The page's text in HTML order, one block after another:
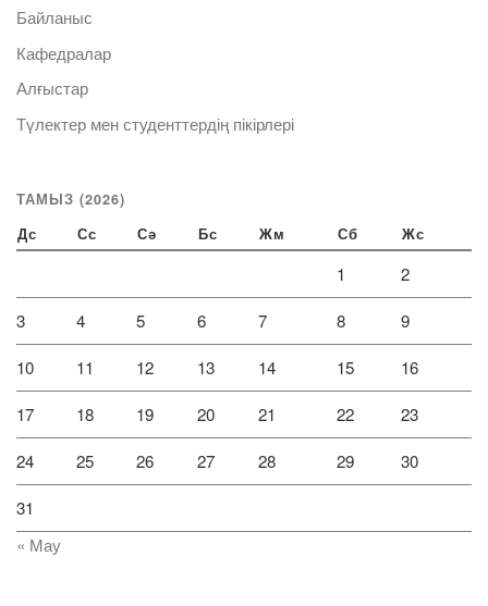
Байланыс
Кафедралар
Алғыстар
Түлектер мен студенттердің пікірлері
ТАМЫЗ (2026)
Дс Сс Сә Бс Жм Сб Жс
1 2
3 4 5 6 7 8 9
10 11 12 13 14 15 16
17 18 19 20 21 22 23
24 25 26 27 28 29 30
31
« Мау